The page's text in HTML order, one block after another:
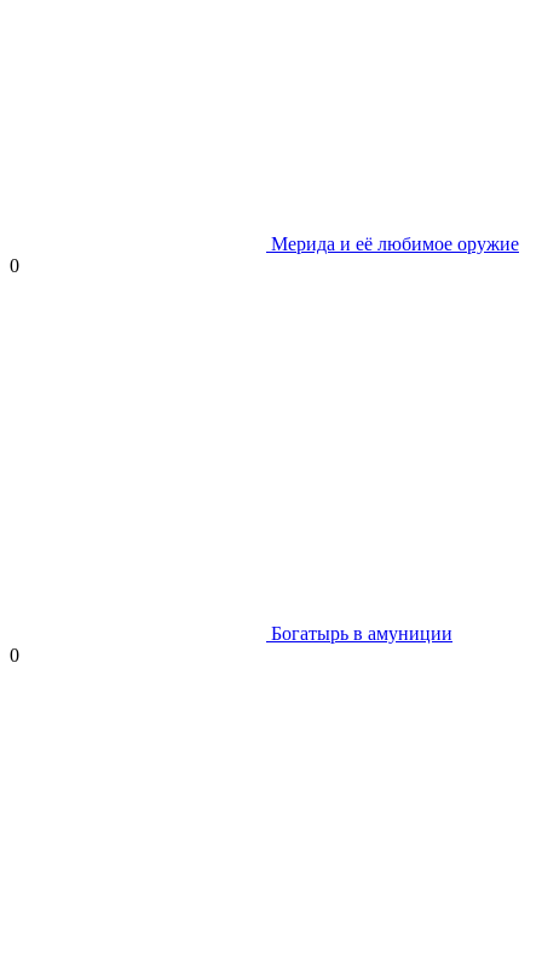
Мерида и её любимое оружие
0
Богатырь в амуниции
0